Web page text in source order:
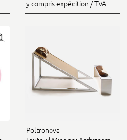
y compris expédition / TVA
Poltronova